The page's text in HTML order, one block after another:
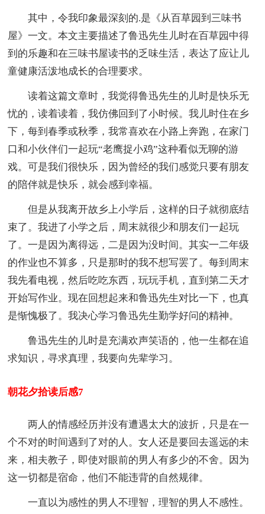
其中，令我印象最深刻的.是《从百草园到三味书
屋》一文。本文主要描述了鲁迅先生儿时在百草园中得
到的乐趣和在三味书屋读书的乏味生活，表达了应让儿
童健康活泼地成长的合理要求。
读着这篇文章时，我觉得鲁迅先生的儿时是快乐无
忧的，读着读着，我仿佛回到了小时候。我儿时住在乡
下，每到春季或秋季，我常喜欢在小路上奔跑，在家门
口和小伙伴们一起玩“老鹰捉小鸡”这种看似无聊的游
戏。可是我们很快乐，因为曾经的我们感觉只要有朋友
的陪伴就是快乐，就会感到幸福。
但是从我离开故乡上小学后，这样的日子就彻底结
束了。我进了小学之后，周末就很少和朋友们一起玩
了。一是因为离得远，二是因为没时间。其实一二年级
的作业也不算多，只是那时的我不想写罢了。每到周末
我先看电视，然后吃吃东西，玩玩手机，直到第二天才
开始写作业。现在回想起来和鲁迅先生对比一下，也真
是惭愧极了。我决心学习鲁迅先生勤学好问的精神。
鲁迅先生的儿时是充满欢声笑语的，他一生都在追
求知识，寻求真理，我要向先辈学习。
朝花夕拾读后感7
两人的情感经历并没有遭遇太大的波折，只是在一
个不对的时间遇到了对的人。女人还是要回去遥远的未
来，相夫教子，即使对眼前的男人有多少的不舍。因为
这一切都是宿命，他们不能违背的自然规律。
一直以为感性的男人不理智，理智的男人不感性。